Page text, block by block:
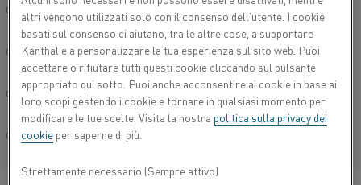
日本語/Japanese
Português/Portuguese
Español/Spanish
Français/French
frequently asked questions about our materials and
heating elements. Get quick, practical insights straight
from our experts.
altri vengono utilizzati solo con il consenso dell'utente. I cookie
basati sul consenso ci aiutano, tra le altre cose, a supportare
Kanthal e a personalizzare la tua esperienza sul sito web. Puoi
accettare o rifiutare tutti questi cookie cliccando sul pulsante
appropriato qui sotto. Puoi anche acconsentire ai cookie in base ai
loro scopi gestendo i cookie e tornare in qualsiasi momento per
modificare le tue scelte. Visita la nostra politica sulla privacy dei
cookie per saperne di più.
Strettamente necessario (Sempre attivo)